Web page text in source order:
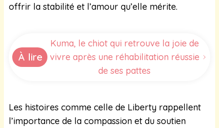
offrir la stabilité et l’amour qu’elle mérite.
À lire
Kuma, le chiot qui retrouve la joie de
vivre après une réhabilitation réussie
de ses pattes
Les histoires comme celle de Liberty rappellent
l’importance de la compassion et du soutien